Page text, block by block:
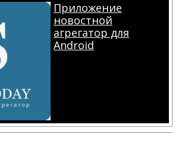
Приложение
новостной
агрегатор для
Android
.